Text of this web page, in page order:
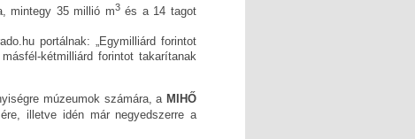
mintegy 35 millió m3és a 14 tagot
portálnak: „Egymilliárd forintot
kétmilliárd forintot takarítanak
múzeumok számára, a MIHŐ
illetve idén már negyedszerre a